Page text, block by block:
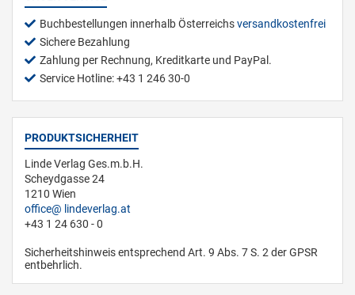
Buchbestellungen innerhalb Österreichsversandkostenfrei
Sichere Bezahlung
Zahlung per Rechnung, Kreditkarte und PayPal.
Service Hotline: +43 1 246 30-0
PRODUKTSICHERHEIT
Linde Verlag Ges.m.b.H.
Scheydgasse 24
1210 Wien
office
lindeverlag.at
+43 1 24 630 - 0
Sicherheitshinweis entsprechend Art. 9 Abs. 7 S. 2 der GPSR
entbehrlich.